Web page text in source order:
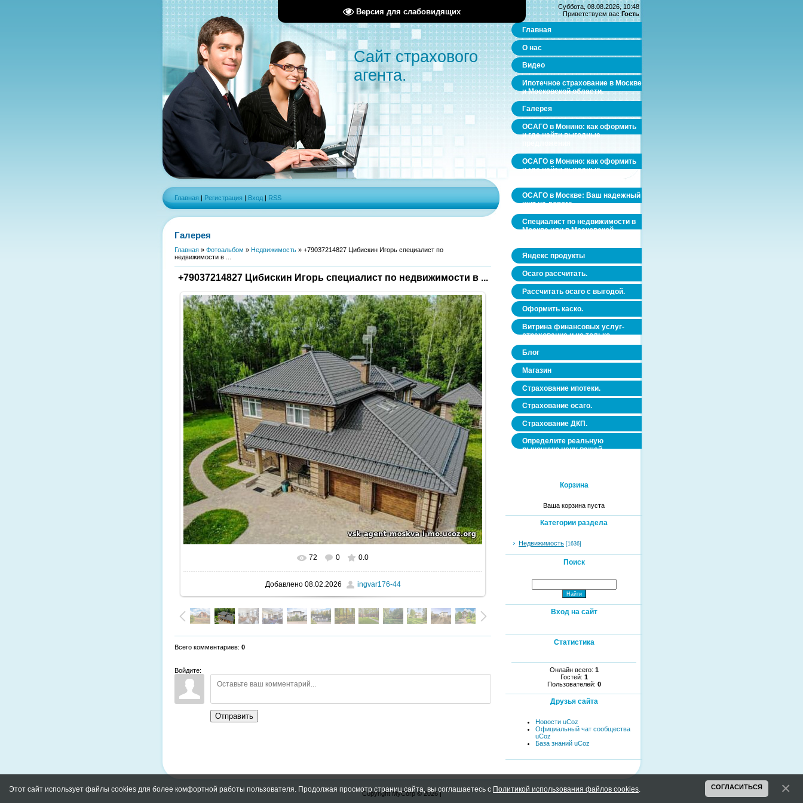
Версия для слабовидящих
Сайт страхового
агента.
Главная | Регистрация | Вход | RSS
Галерея
Главная » Фотоальбом » Недвижимость » +79037214827 Цибискин Игорь специалист по
недвижимости в ...
+79037214827 Цибискин Игорь специалист по недвижимости в ...
В реальном размере 520x434
72 0 0.0
Добавлено08.02.2026 ingvar176-44
Всего комментариев: 0
Войдите:
Отправить
Суббота, 08.08.2026, 10:48
Приветствуем вас Гость
Главная
О нас
Видео
Ипотечное страхование в Москве
и Московской области.
Галерея
ОСАГО в Монино: как оформить
и где найти выгодные
ОСАГО в Монино: как оформить
и где найти выгодные
ОСАГО в Москве: Ваш надежный
щит на дороге
Специалист по недвижимости в
Москве или в Московской
Яндекс продукты
Осаго рассчитать.
Рассчитать осаго с выгодой.
Оформить каско.
Витрина финансовых услуг-
страхование и не только.
Блог
Магазин
Страхование ипотеки.
Страхование осаго.
Страхование ДКП.
Определите реальную
рыночную цену вашей
Корзина
Ваша корзина пуста
Категории раздела
Недвижимость [1636]
Поиск
Вход на сайт
Статистика
Онлайн всего: 1
Гостей: 1
Пользователей: 0
Друзья сайта
Новости uCoz
Официальный чат сообщества
uCoz
База знаний uCoz
Copyright MyCorp © 2026|
Этот сайт использует файлы cookies для более комфортной работы пользователя. Продолжая просмотр страниц сайта, вы соглашаетесь с Политикой использования файлов cookies СОГЛАСИТЬСЯ